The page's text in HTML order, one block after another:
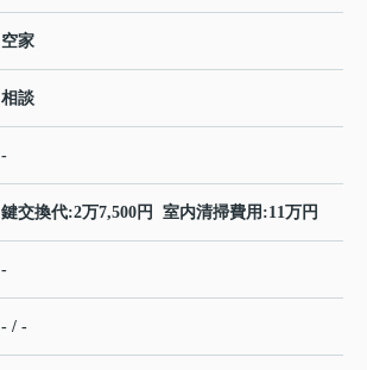
空家
相談
-
鍵交換代:2万7,500円 室内清掃費用:11万円
-
- / -